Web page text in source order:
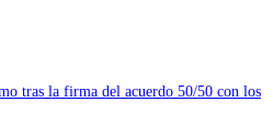
tras la firma del acuerdo 50/50 con los